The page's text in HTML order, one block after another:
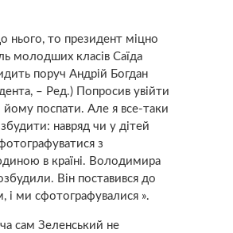
нього, то президент міцно
молодших класів Саїда
поруч Андрій Богдан
– Ред.) Попросив увійти
йому поспати. Але я все-таки
навряд чи у дітей
з
в країні. Володимира
Він поставився до
і ми сфотографувалися ».
сам Зеленський не